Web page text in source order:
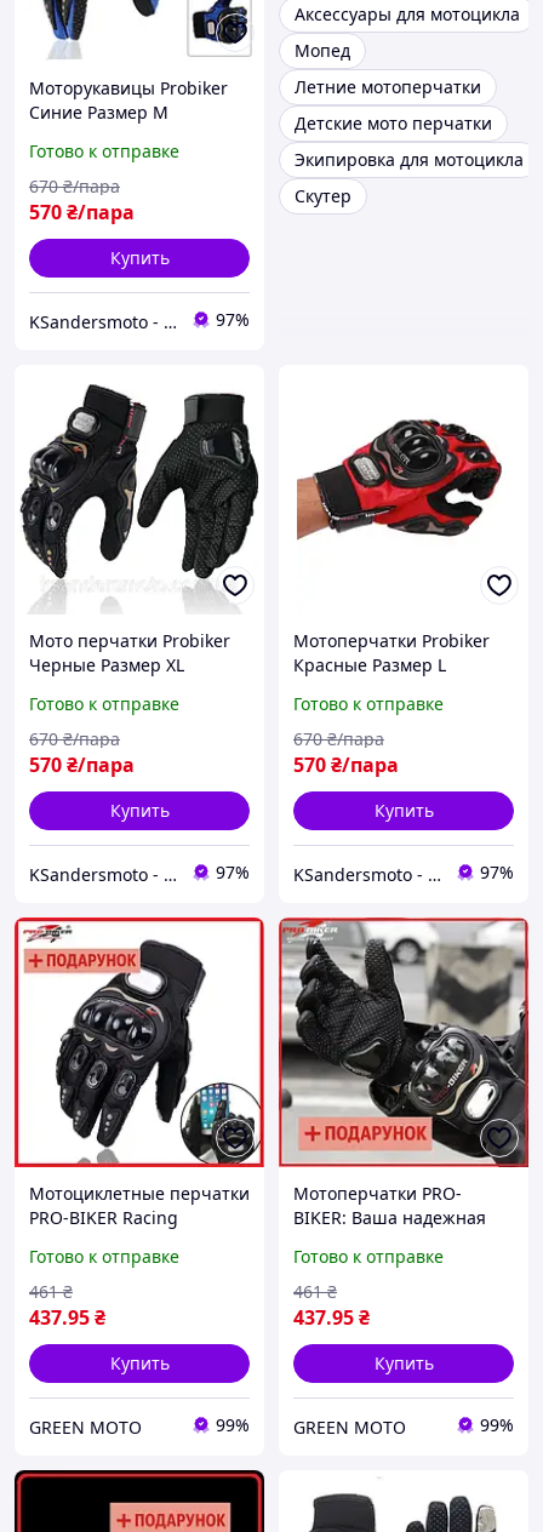
Моторукавицы Probiker
Синие Размер М
Готово к отправке
570₴/пара
670 ₴/пара
Купить
KSandersmoto - Интернет магазин мотоэкипировки и мотоаксессуаров 97%
Аксессуары для мотоцикла
Мопед
Летние мотоперчатки
Детские мото перчатки
Экипировка для мотоцикла
Скутер
Мото перчатки Probiker
Черные Размер XL
Готово к отправке
570₴/пара
670 ₴/пара
Купить
KSandersmoto - Интернет магазин мотоэкипировки и мотоаксессуаров 97%
Мотоперчатки Probiker
Красные Размер L
Готово к отправке
570₴/пара
670 ₴/пара
Купить
KSandersmoto - Интернет магазин мотоэкипировки и мотоаксессуаров 97%
Мотоциклетные перчатки
PRO-BIKER Racing
XL)
Готово к отправке
437.95₴
461 ₴
Купить
GREEN MOTO 99%
Мотоперчатки PRO-
BIKER: Ваша надежная
Размер: ХЛ
Готово к отправке
437.95₴
461 ₴
Купить
GREEN MOTO 99%